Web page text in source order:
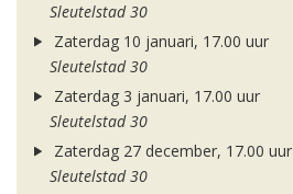
Sleutelstad 30
Zaterdag 10 januari, 17.00 uur
Sleutelstad 30
Zaterdag 3 januari, 17.00 uur
Sleutelstad 30
Zaterdag 27 december, 17.00 uur
Sleutelstad 30